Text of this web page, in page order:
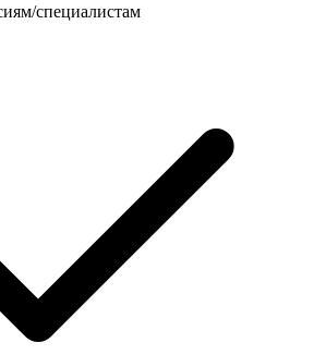
специалистам